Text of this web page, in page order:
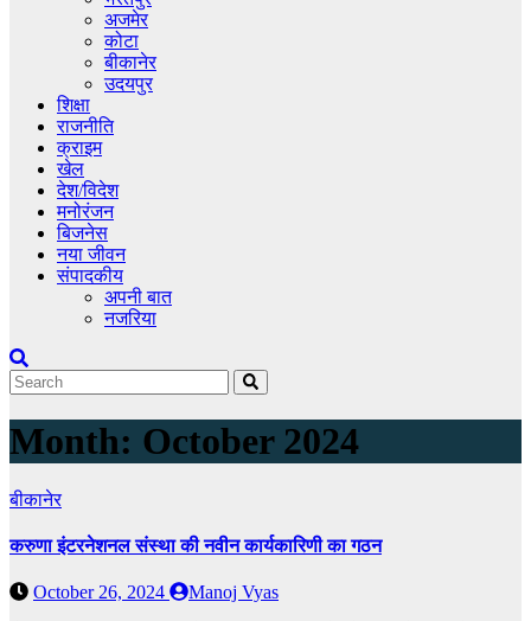
अजमेर
कोटा
बीकानेर
उदयपुर
शिक्षा
राजनीति
क्राइम
खेल
देश/विदेश
मनोरंजन
बिजनेस
नया जीवन
संपादकीय
अपनी बात
नजरिया
Month: October 2024
बीकानेर
करुणा इंटरनेशनल संस्था की नवीन कार्यकारिणी का गठन
October 26, 2024
Manoj Vyas